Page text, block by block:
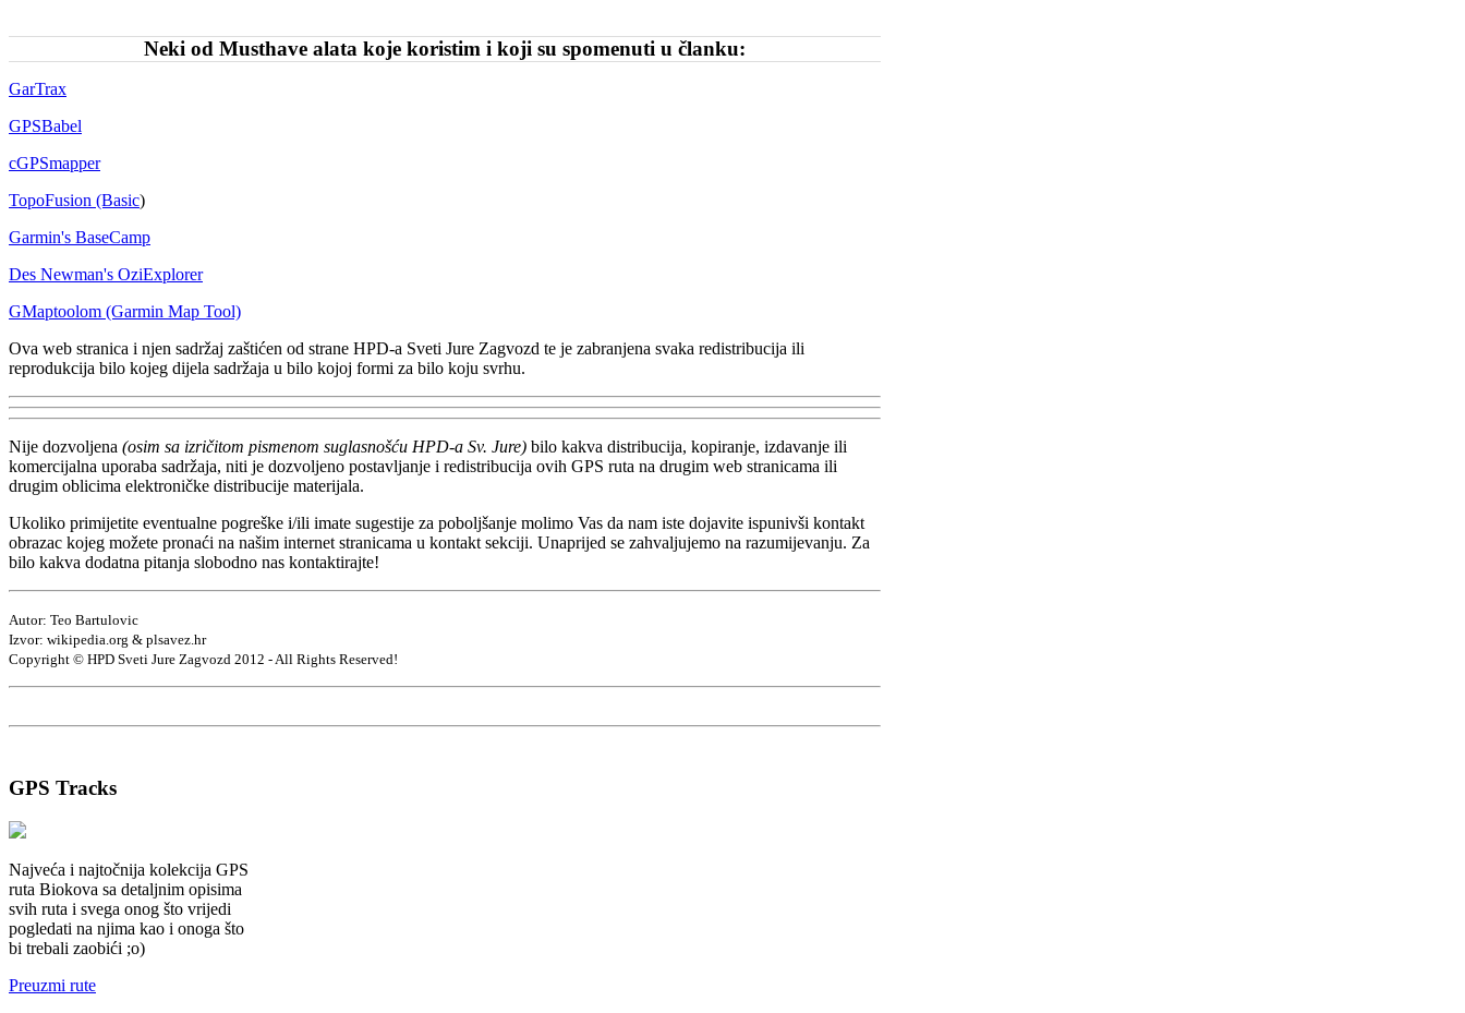
Neki od Musthave alata koje koristim i koji su spomenuti u članku:
GarTrax
GPSBabel
cGPSmapper
TopoFusion (Basic)
Garmin's BaseCamp
Des Newman's OziExplorer
GMaptoolom (Garmin Map Tool)
Ova web stranica i njen sadržaj zaštićen od strane HPD-a Sveti Jure Zagvozd te je zabranjena svaka redistribucija ili
reprodukcija bilo kojeg dijela sadržaja u bilo kojoj formi za bilo koju svrhu.
Nije dozvoljena (osim sa izričitom pismenom suglasnošću HPD-a Sv. Jure) bilo kakva distribucija, kopiranje, izdavanje ili
komercijalna uporaba sadržaja, niti je dozvoljeno postavljanje i redistribucija ovih GPS ruta na drugim web stranicama ili
drugim oblicima elektroničke distribucije materijala.
Ukoliko primijetite eventualne pogreške i/ili imate sugestije za poboljšanje molimo Vas da nam iste dojavite ispunivši kontakt
obrazac kojeg možete pronaći na našim internet stranicama u kontakt sekciji. Unaprijed se zahvaljujemo na razumijevanju. Za
bilo kakva dodatna pitanja slobodno nas kontaktirajte!
Autor: Teo Bartulovic
Izvor: wikipedia.org & plsavez.hr
Copyright © HPD Sveti Jure Zagvozd 2012 - All Rights Reserved!
GPS Tracks
Najveća i najtočnija kolekcija GPS
ruta Biokova sa detaljnim opisima
svih ruta i svega onog što vrijedi
pogledati na njima kao i onoga što
bi trebali zaobići ;o)
Preuzmi rute